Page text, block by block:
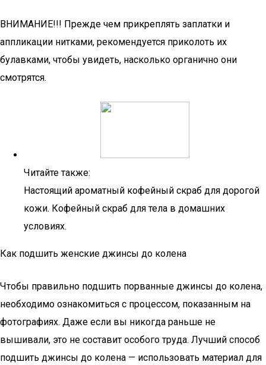
ВНИМАНИЕ!!! Прежде чем прикреплять заплатки и
аппликации нитками, рекомендуется приколоть их
булавками, чтобы увидеть, насколько органично они
смотрятся.
Читайте также:
Настоящий ароматный кофейный скраб для дорогой
кожи. Кофейный скраб для тела в домашних
условиях.
Как подшить женские джинсы до колена
Чтобы правильно подшить порванные джинсы до колена,
необходимо ознакомиться с процессом, показанным на
фотографиях. Даже если вы никогда раньше не
вышивали, это не составит особого труда. Лучший способ
подшить джинсы до колена — использовать материал для